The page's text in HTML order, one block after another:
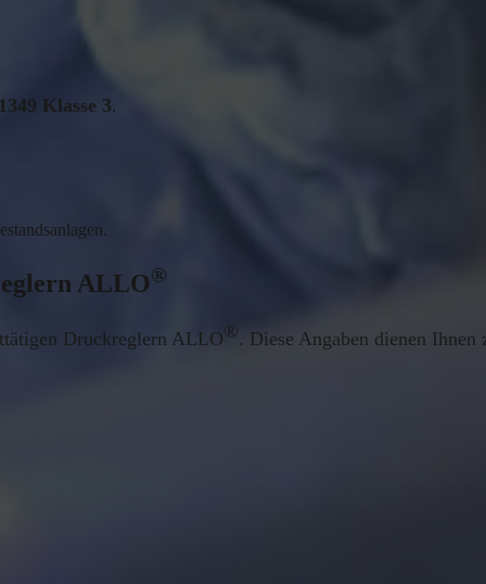
Klasse 3.
ALLO®
Druckreglern ALLO®. Diese Angaben dienen